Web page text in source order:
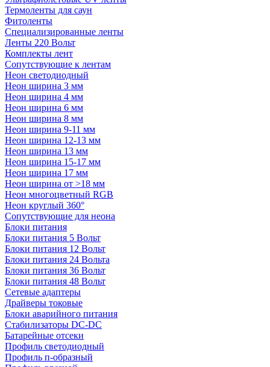
Термоленты для саун
Фитоленты
Специализированные ленты
Ленты 220 Вольт
Комплекты лент
Сопутствующие к лентам
Неон светодиодный
Неон ширина 3 мм
Неон ширина 4 мм
Неон ширина 6 мм
Неон ширина 8 мм
Неон ширина 9-11 мм
Неон ширина 12-13 мм
Неон ширина 13 мм
Неон ширина 15-17 мм
Неон ширина 17 мм
Неон ширина от >18 мм
Неон многоцветный RGB
Неон круглый 360°
Сопутствующие для неона
Блоки питания
Блоки питания 5 Вольт
Блоки питания 12 Вольт
Блоки питания 24 Вольта
Блоки питания 36 Вольт
Блоки питания 48 Вольт
Сетевые адаптеры
Драйверы токовые
Блоки аварийного питания
Стабилизаторы DC-DC
Батарейные отсеки
Профиль светодиодный
Профиль п-образный